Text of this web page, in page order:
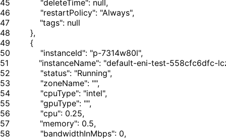
45
46
47
48
49
50
51
52
53
54
55
56
57
58